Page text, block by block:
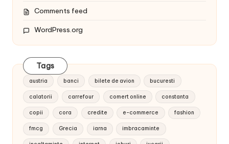
Comments feed
WordPress.org
Tags
austria banci bilete de avion bucuresti
calatorii carrefour comert online constanta
copii cora credite e-commerce fashion
fmcg Grecia iarna imbracaminte